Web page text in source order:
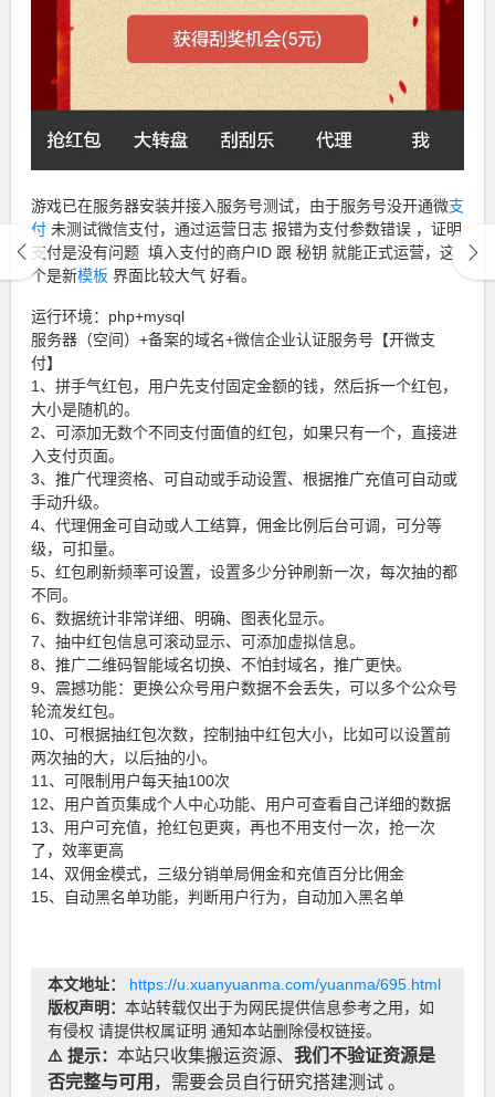
游戏已在服务器安装并接入服务号测试，由于服务号没开通微支
付未测试微信支付，通过运营日志 报错为支付参数错误 ，证明
支付是没有问题 填入支付的商户ID 跟 秘钥 就能正式运营，这
个是新模板 界面比较大气 好看。
运行环境：php+mysql
服务器（空间）+备案的域名+微信企业认证服务号【开微支
付】
1、拼手气红包，用户先支付固定金额的钱，然后拆一个红包，
大小是随机的。
2、可添加无数个不同支付面值的红包，如果只有一个，直接进
入支付页面。
3、推广代理资格、可自动或手动设置、根据推广充值可自动或
手动升级。
4、代理佣金可自动或人工结算，佣金比例后台可调，可分等
级，可扣量。
5、红包刷新频率可设置，设置多少分钟刷新一次，每次抽的都
不同。
6、数据统计非常详细、明确、图表化显示。
7、抽中红包信息可滚动显示、可添加虚拟信息。
8、推广二维码智能域名切换、不怕封域名，推广更快。
9、震撼功能：更换公众号用户数据不会丢失，可以多个公众号
轮流发红包。
10、可根据抽红包次数，控制抽中红包大小，比如可以设置前
两次抽的大，以后抽的小。
11、可限制用户每天抽100次
12、用户首页集成个人中心功能、用户可查看自己详细的数据
13、用户可充值，抢红包更爽，再也不用支付一次，抢一次
了，效率更高
14、双佣金模式，三级分销单局佣金和充值百分比佣金
15、自动黑名单功能，判断用户行为，自动加入黑名单
本文地址：
https://u.xuanyuanma.com/yuanma/695.html
版权声明： 本站转载仅出于为网民提供信息参考之用，如
有侵权 请提供权属证明 通知本站删除侵权链接。
⚠️ 提示： 本站只收集搬运资源、 我们不验证资源是
否完整与可用 ，需要会员自行研究搭建测试 。